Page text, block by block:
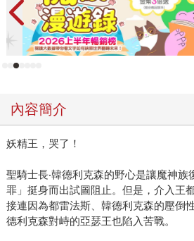
內容簡介
妖精王，哭了！
聖騎士長‧韓德利克森的野心是讓魔神族
罪」挺身而出試圖阻止。但是，介入王
接連因為都雷法斯、韓德利克森的壓倒
德利克森對峙的亞瑟王也陷入苦戰。